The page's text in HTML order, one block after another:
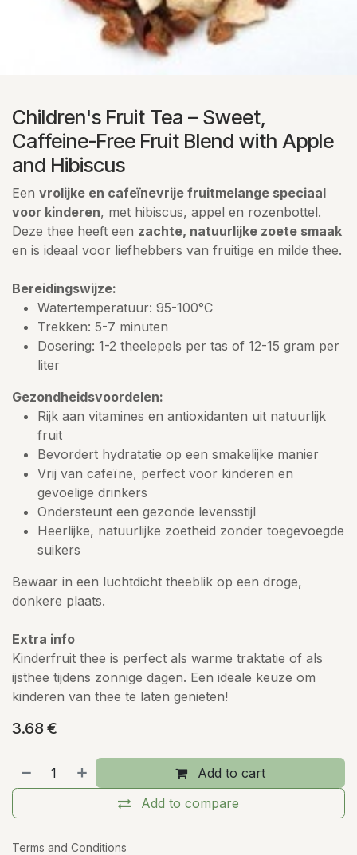
Children's Fruit Tea – Sweet,
Caffeine-Free Fruit Blend with Apple
and Hibiscus
Een vrolijke en cafeïnevrije fruitmelange speciaal
voor kinderen, met hibiscus, appel en rozenbottel.
Deze thee heeft een zachte, natuurlijke zoete smaak
en is ideaal voor liefhebbers van fruitige en milde thee.
Bereidingswijze:
Watertemperatuur: 95-100°C
Trekken: 5-7 minuten
Dosering: 1-2 theelepels per tas of 12-15 gram per
liter
Gezondheidsvoordelen:
Rijk aan vitamines en antioxidanten uit natuurlijk
fruit
Bevordert hydratatie op een smakelijke manier
Vrij van cafeïne, perfect voor kinderen en
gevoelige drinkers
Ondersteunt een gezonde levensstijl
Heerlijke, natuurlijke zoetheid zonder toegevoegde
suikers
Bewaar in een luchtdicht theeblik op een droge,
donkere plaats.
Extra info
Kinderfruit thee is perfect als warme traktatie of als
ijsthee tijdens zonnige dagen. Een ideale keuze om
kinderen van thee te laten genieten!
3.68€
Add to cart
Add to compare
Terms and Conditions